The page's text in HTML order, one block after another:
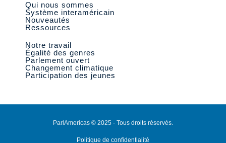
Qui nous sommes
Système interaméricain
Nouveautés
Ressources
Notre travail
Égalité des genres
Parlement ouvert
Changement climatique
Participation des jeunes
ParlAmericas © 2025 - Tous droits réservés.
Politique de confidentialité